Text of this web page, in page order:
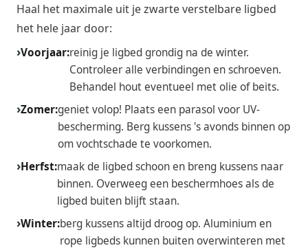
Haal het maximale uit je zwarte verstelbare ligbed
het hele jaar door:
Voorjaar:reinig je ligbed grondig na de winter.
Controleer alle verbindingen en schroeven.
Behandel hout eventueel met olie of beits.
Zomer:geniet volop! Plaats een parasol voor UV-
bescherming. Berg kussens 's avonds binnen op
om vochtschade te voorkomen.
Herfst:maak de ligbed schoon en breng kussens naar
binnen. Overweeg een beschermhoes als de
ligbed buiten blijft staan.
Winter:berg kussens altijd droog op. Aluminium en
rope ligbeds kunnen buiten overwinteren met